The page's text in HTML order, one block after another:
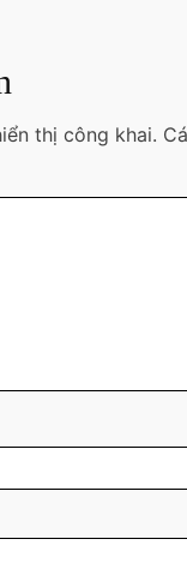
thị công khai.